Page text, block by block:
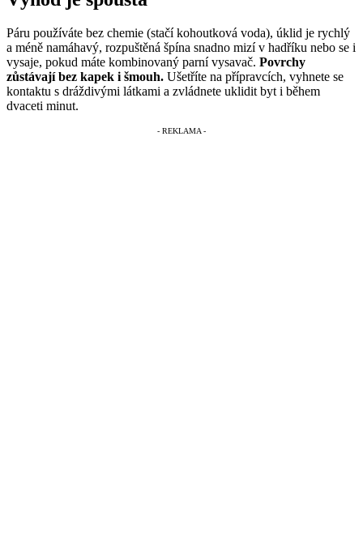
Páru používáte bez chemie (stačí kohoutková voda), úklid je rychlý
a méně namáhavý, rozpuštěná špína snadno mizí v hadříku nebo se i
vysaje, pokud máte kombinovaný parní vysavač. Povrchy
zůstávají bez kapek i šmouh. Ušetříte na přípravcích, vyhnete se
kontaktu s dráždivými látkami a zvládnete uklidit byt i během
dvaceti minut.